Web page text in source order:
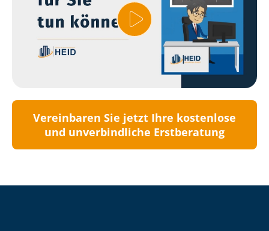
Vereinbaren Sie jetzt Ihre kostenlose
und unverbindliche Erstberatung